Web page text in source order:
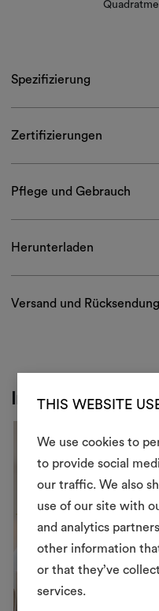
THIS WEBSITE
We use cookies to
to provide social
our traffic. We also
use of our site with
and analytics
other information
or that they’ve
services.
Spezifizierung
Zertifizierungen
Pflege und Gebrauch
Herunterladen
Versand und
Inspiration